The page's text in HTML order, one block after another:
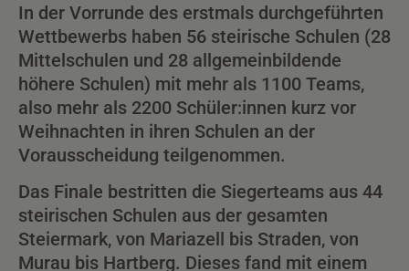
In der Vorrunde des erstmals durchgeführten
Wettbewerbs haben 56 steirische Schulen (28
Mittelschulen und 28 allgemeinbildende
höhere Schulen) mit mehr als 1100 Teams,
also mehr als 2200 Schüler:innen kurz vor
Weihnachten in ihren Schulen an der
Vorausscheidung teilgenommen.
Das Finale bestritten die Siegerteams aus 44
steirischen Schulen aus der gesamten
Steiermark, von Mariazell bis Straden, von
Murau bis Hartberg. Dieses fand mit einem